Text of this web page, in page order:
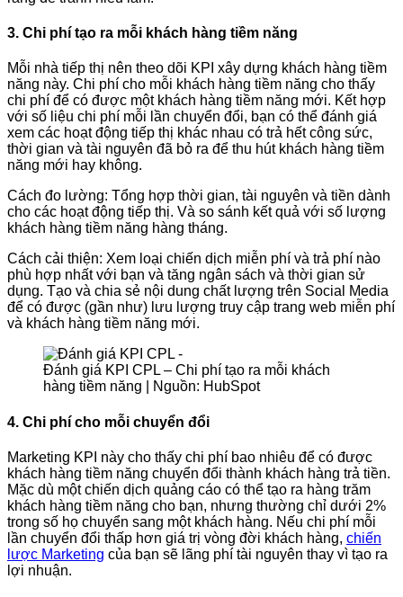
3. Chi phí tạo ra mỗi khách hàng tiềm năng
Mỗi nhà tiếp thị nên theo dõi KPI xây dựng khách hàng tiềm
năng này. Chi phí cho mỗi khách hàng tiềm năng cho thấy
chi phí để có được một khách hàng tiềm năng mới. Kết hợp
với số liệu chi phí mỗi lần chuyển đổi, bạn có thể đánh giá
xem các hoạt động tiếp thị khác nhau có trả hết công sức,
thời gian và tài nguyên đã bỏ ra để thu hút khách hàng tiềm
năng mới hay không.
Cách đo lường: Tổng hợp thời gian, tài nguyên và tiền dành
cho các hoạt động tiếp thị. Và so sánh kết quả với số lượng
khách hàng tiềm năng hàng tháng.
Cách cải thiện: Xem loại chiến dịch miễn phí và trả phí nào
phù hợp nhất với bạn và tăng ngân sách và thời gian sử
dụng. Tạo và chia sẻ nội dung chất lượng trên Social Media
để có được (gần như) lưu lượng truy cập trang web miễn phí
và khách hàng tiềm năng mới.
Đánh giá KPI CPL – Chi phí tạo ra mỗi khách
hàng tiềm năng | Nguồn: HubSpot
4. Chi phí cho mỗi chuyển đổi
Marketing KPI này cho thấy chi phí bao nhiêu để có được
khách hàng tiềm năng chuyển đổi thành khách hàng trả tiền.
Mặc dù một chiến dịch quảng cáo có thể tạo ra hàng trăm
khách hàng tiềm năng cho bạn, nhưng thường chỉ dưới 2%
trong số họ chuyển sang một khách hàng. Nếu chi phí mỗi
lần chuyển đổi thấp hơn giá trị vòng đời khách hàng, chiến
lược Marketing của bạn sẽ lãng phí tài nguyên thay vì tạo ra
lợi nhuận.